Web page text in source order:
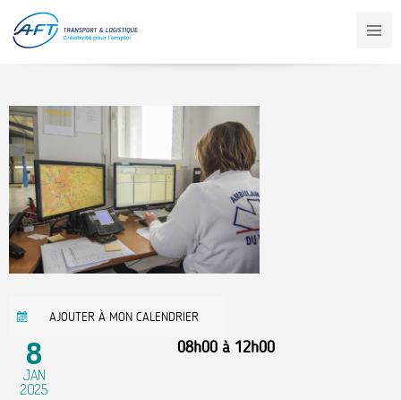
contenu
principal
AJOUTER À MON CALENDRIER
8
JAN
2025
08h00 à 12h00